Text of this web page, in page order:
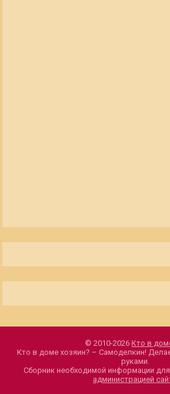
© 2010-2026 Кто в
Кто в доме хозяин? – Самоделкин!
руками.
Сборник необходимой информации
администрацией